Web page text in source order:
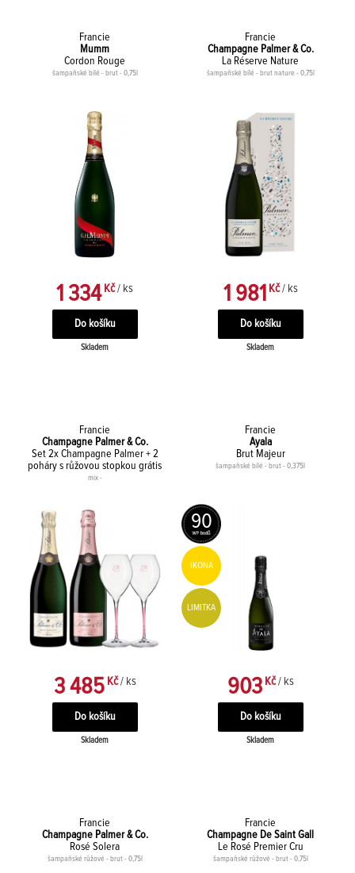
Francie
Mumm
Cordon Rouge
šampaňské bílé - brut - 0,75l
1 334 Kč / ks
Skladem
Francie
Champagne Palmer & Co.
La Réserve Nature
šampaňské bílé - brut nature - 0,75l
1 981 Kč / ks
Skladem
Francie
Champagne Palmer & Co.
Set 2x Champagne Palmer + 2
poháry s růžovou stopkou grátis
mix -
3 485 Kč / ks
Skladem
Francie
Ayala
Brut Majeur
šampaňské bílé - brut - 0,375l
90
IKONA
LIMITKA
903Kč / ks
Skladem
Francie
Champagne Palmer & Co.
Rosé Solera
šampaňské růžové - brut - 0,75l
Francie
Champagne De Saint Gall
Le Rosé Premier Cru
šampaňské růžové - brut - 0,75l